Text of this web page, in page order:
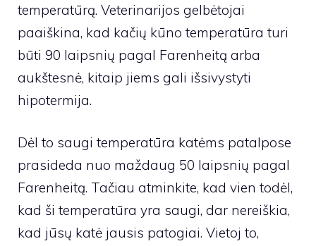
temperatūrą. Veterinarijos gelbėtojai
paaiškina, kad kačių kūno temperatūra turi
būti 90 laipsnių pagal Farenheitą arba
aukštesnė, kitaip jiems gali išsivystyti
hipotermija.
Dėl to saugi temperatūra katėms patalpose
prasideda nuo maždaug 50 laipsnių pagal
Farenheitą. Tačiau atminkite, kad vien todėl,
kad ši temperatūra yra saugi, dar nereiškia,
kad jūsų katė jausis patogiai. Vietoj to,